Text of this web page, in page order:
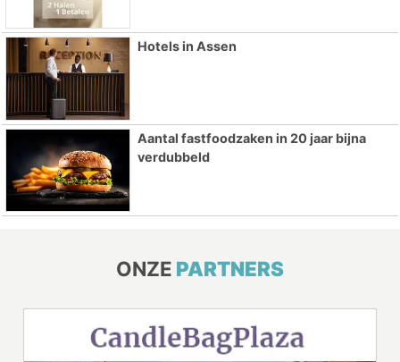
Hotels in Assen
Aantal fastfoodzaken in 20 jaar bijna
verdubbeld
ONZE PARTNERS